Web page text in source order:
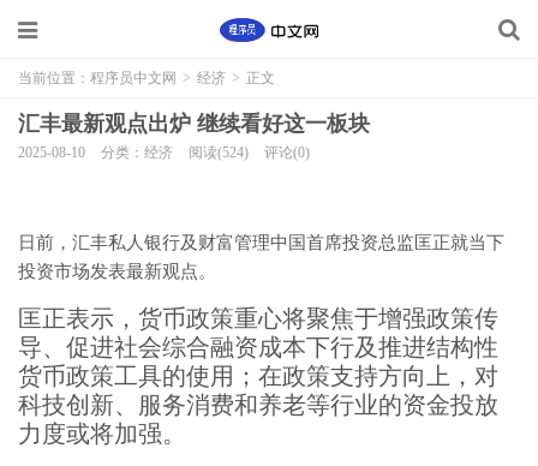
当前位置： 程序员中文网 > 经济 > 正文
汇丰最新观点出炉 继续看好这一板块
2025-08-10 分类：经济 阅读(524) 评论(0)
日前，汇丰私人银行及财富管理中国首席投资总监匡正就当下
投资市场发表最新观点。
匡正表示，货币政策重心将聚焦于增强政策传
导、促进社会综合融资成本下行及推进结构性
货币政策工具的使用；在政策支持方向上，对
科技创新、服务消费和养老等行业的资金投放
力度或将加强。